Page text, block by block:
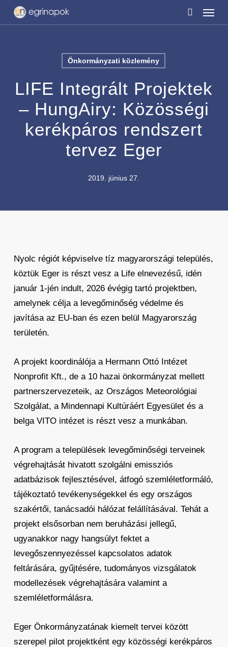
Skip
search
Menu
Önkormányzati közlemény
LIFE Integrált Projektek
– HungAiry: Közösségi
kerékpáros rendszert
tervez Eger
2019. június 27.
Nyolc régiót képviselve tíz magyarországi település,
köztük Eger is részt vesz a Life elnevezésű, idén
január 1-jén indult, 2026 évégig tartó projektben,
amelynek célja a levegőminőség védelme és
javítása az EU-ban és ezen belül Magyarország
területén.
A projekt koordinálója a Hermann Ottó Intézet
Nonprofit Kft., de a 10 hazai önkormányzat mellett
partnerszervezeteik, az Országos Meteorológiai
Szolgálat, a Mindennapi Kultúráért Egyesület és a
belga VITO intézet is részt vesz a munkában.
A program a települések levegőminőségi terveinek
végrehajtását hivatott szolgálni emissziós
adatbázisok fejlesztésével, átfogó szemléletformáló,
tájékoztató tevékenységekkel és egy országos
szakértői, tanácsadói hálózat felállításával. Tehát a
projekt elsősorban nem beruházási jellegű,
ugyanakkor nagy hangsúlyt fektet a
levegőszennyezéssel kapcsolatos adatok
feltárására, gyűjtésére, tudományos vizsgálatok
modellezések végrehajtására valamint a
szemléletformálásra.
Eger Önkormányzatának kiemelt tervei között
szerepel pilot projektként egy közösségi kerékpáros